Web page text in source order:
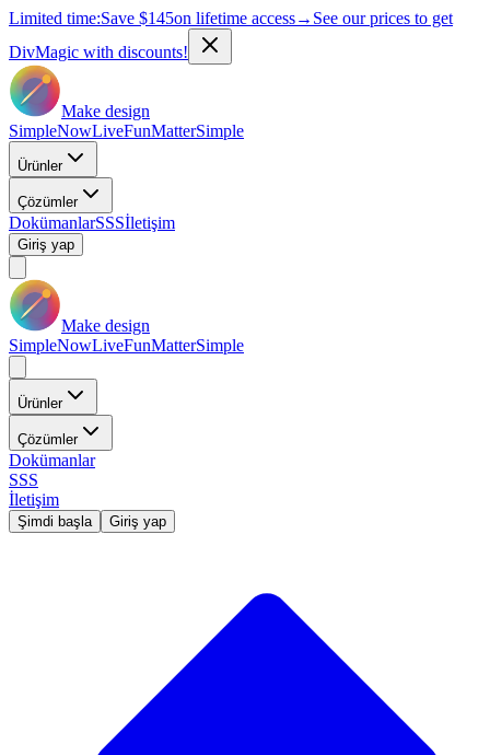
Limited time:Save $145on lifetime access→ See our prices to get
DivMagic with discounts!
Make design
SimpleNowLiveFunMatterSimple
Ürünler
Çözümler
DokümanlarSSSİletişim
Giriş yap
Make design
SimpleNowLiveFunMatterSimple
Ürünler
Çözümler
Dokümanlar
SSS
İletişim
Şimdi başla Giriş yap